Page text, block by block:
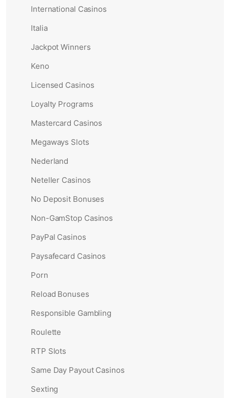
International Casinos
Italia
Jackpot Winners
Keno
Licensed Casinos
Loyalty Programs
Mastercard Casinos
Megaways Slots
Nederland
Neteller Casinos
No Deposit Bonuses
Non-GamStop Casinos
PayPal Casinos
Paysafecard Casinos
Porn
Reload Bonuses
Responsible Gambling
Roulette
RTP Slots
Same Day Payout Casinos
Sexting